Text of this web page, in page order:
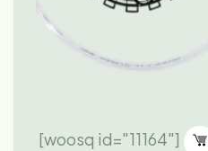
[woosq id="11164"]